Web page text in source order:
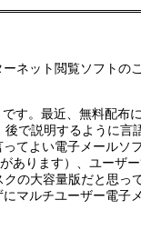
ネット閲覧ソフトの
す。最近、無料配布
で説明するように言
てよい電子メールソ
あります）、ユーザ
の大容量版だと思っ
マルチユーザー電子